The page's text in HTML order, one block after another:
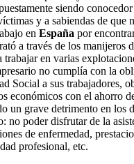
siendo
y a sabiendas de que
en España por
a través de los manijeros
trabajar en varias
no cumplía con la
Social a sus trabajadores,
económicos con el ahorro
un grave detrimento en los
no poder disfrutar de la
de enfermedad,
profesional, etc.